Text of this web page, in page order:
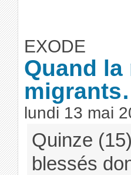
EXODE
Quand
lundi 13 mai
Quinze
blessés